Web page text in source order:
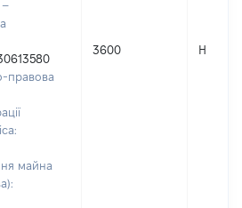
–
правова
майна
3600 Не